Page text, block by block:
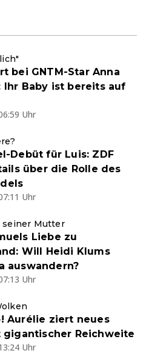
bei GNTM-Star Anna
Ihr Baby ist bereits auf
Uhr
Debüt für Luis: ZDF
über die Rolle des
Uhr
seiner Mutter
Liebe zu
Will Heidi Klums
auswandern?
Uhr
Aurélie ziert neues
gigantischer Reichweite
Uhr